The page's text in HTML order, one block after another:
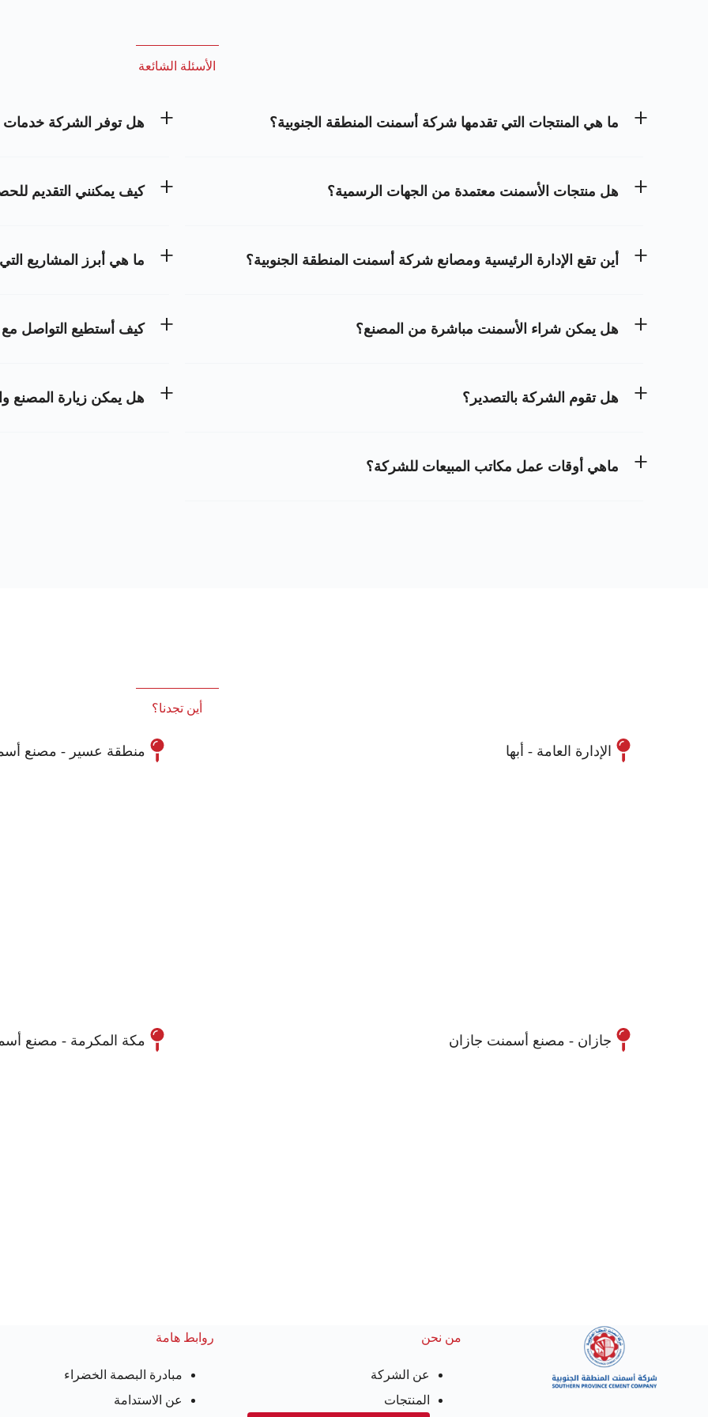
الأسئلة الشائعة
ما هي المنتجات التي تقدمها شركة أسمنت المنطقة الجنوبية؟
هل منتجات الأسمنت معتمدة من الجهات الرسمية؟
أين تقع الإدارة الرئيسية ومصانع شركة أسمنت المنطقة الجنوبية؟
هل يمكن شراء الأسمنت مباشرة من المصنع؟
هل تقوم الشركة بالتصدير؟
ماهي أوقات عمل مكاتب المبيعات للشركة؟
هل توفر الشركة خدمات
كيف يمكنني التقديم
ما هي أبرز المشاريع
كيف أستطيع التواصل مع
هل يمكن زيارة المصنع
أين تجدنا؟
الإدارة العامة - أبها منطقة عسير - مصنع
جازان - مصنع أسمنت جازان مكة المكرمة - مصنع
من نحن
عن الشركة
المنتجات
روابط هامة
مبادرة البصمة الخضراء
عن الاستدامة